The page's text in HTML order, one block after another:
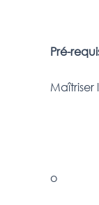
Pré-
o